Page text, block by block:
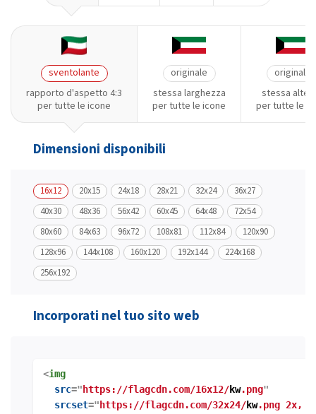
sventolante
rapporto d'aspetto 4:3
per tutte le icone
originale
stessa larghezza
per tutte le icone
originale
stessa
per tutte le
Dimensioni disponibili
16x12 20x15 24x18 28x21 32x24
36x27
40x30
48x36 56x42 60x45 64x48
72x54
80x60
84x63 96x72 108x81 112x84
120x90
128x96
144x108 160x120 192x144
224x168
256x192
Incorporati nel tuo sito web
<img
src=" https://flagcdn.com/16x12/kw.png"
srcset=" https://flagcdn.com/32x24/kw.png 2x,